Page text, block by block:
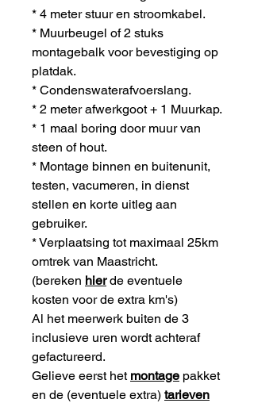
* 4 meter stuur en stroomkabel.
* Muurbeugel of 2 stuks
montagebalk voor bevestiging op
platdak.
* Condenswaterafvoerslang.
* 2 meter afwerkgoot + 1 Muurkap.
* 1 maal boring door muur van
steen of hout.
* Montage binnen en buitenunit,
testen, vacumeren, in dienst
stellen en korte uitleg aan
gebruiker.
* Verplaatsing tot maximaal 25km
omtrek van Maastricht.
(bereken hierde eventuele
kosten voor de extra km's)
Al het meerwerk buiten de 3
inclusieve uren wordt achteraf
gefactureerd.
Gelieve eerst het montage pakket
en de (eventuele extra) tarieven